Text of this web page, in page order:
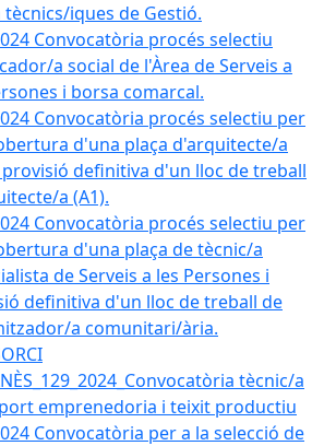
tècnics/iques de Gestió.
Convocatòria procés selectiu
a social de l'Àrea de Serveis a
i borsa comarcal.
Convocatòria procés selectiu per
d'una plaça d'arquitecte/a
provisió definitiva d'un lloc de treball
a (A1).
Convocatòria procés selectiu per
d'una plaça de tècnic/a
de Serveis a les Persones i
definitiva d'un lloc de treball de
a comunitari/ària.
tècnic/a
emprenedoria i teixit productiu
Convocatòria per a la selecció de